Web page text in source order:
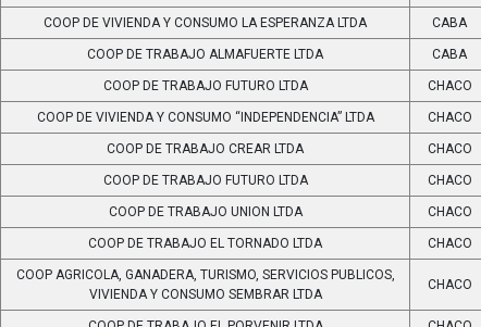
COOP DE VIVIENDA Y CONSUMO LA ESPERANZA LTDA CABA
COOP DE TRABAJO ALMAFUERTE LTDA CABA
COOP DE TRABAJO FUTURO LTDA CHACO
COOP DE VIVIENDA Y CONSUMO “INDEPENDENCIA” LTDA CHACO
COOP DE TRABAJO CREAR LTDA CHACO
COOP DE TRABAJO FUTURO LTDA CHACO
COOP DE TRABAJO UNION LTDA CHACO
COOP DE TRABAJO EL TORNADO LTDA CHACO
COOP AGRICOLA, GANADERA, TURISMO, SERVICIOS PUBLICOS,
VIVIENDA Y CONSUMO SEMBRAR LTDA
CHACO